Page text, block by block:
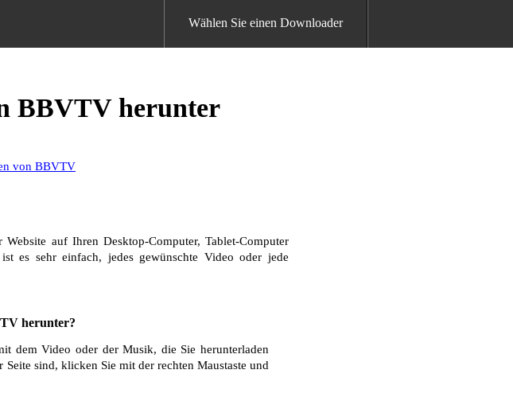
Wählen Sie einen Downloader
BBVTV herunter
von BBVTV
auf Ihren Desktop-Computer, Tablet-Computer
es sehr einfach, jedes gewünschte Video oder jede
herunter?
dem Video oder der Musik, die Sie herunterladen
sind, klicken Sie mit der rechten Maustaste und